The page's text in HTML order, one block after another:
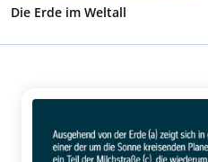
Die Erde im Weltall